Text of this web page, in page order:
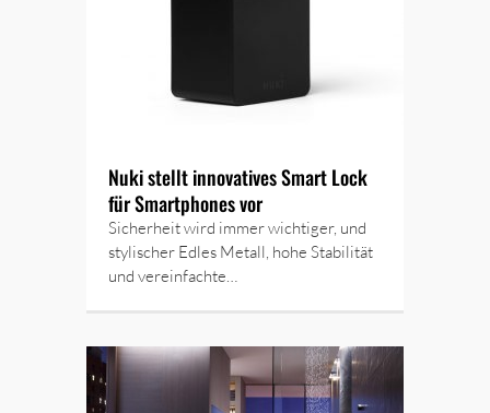
Nuki stellt innovatives Smart Lock
für Smartphones vor
Sicherheit wird immer wichtiger, und
stylischer Edles Metall, hohe Stabilität
und vereinfachte…